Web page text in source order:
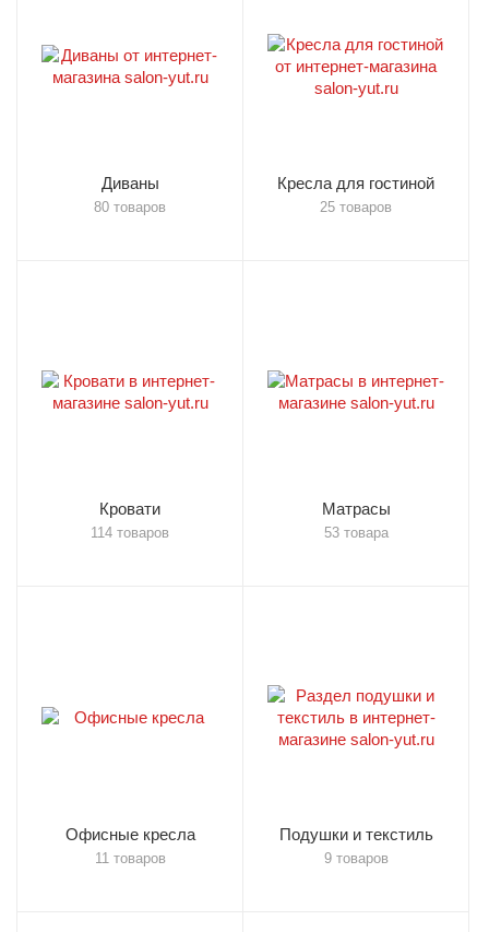
Диваны
80 товаров
Кресла для гостиной
25 товаров
Кровати
114 товаров
Матрасы
53 товара
Офисные кресла
11 товаров
Подушки и текстиль
9 товаров